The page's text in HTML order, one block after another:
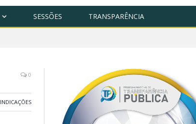
SESSÕES TRANSPARÊNCIA
0
INDICAÇÕES